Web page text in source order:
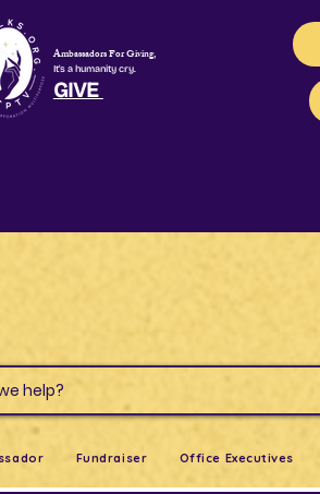
Ambassadors For Giving,
It's a humanity cry.
GIVE
we help?
Fundraiser Office Executives